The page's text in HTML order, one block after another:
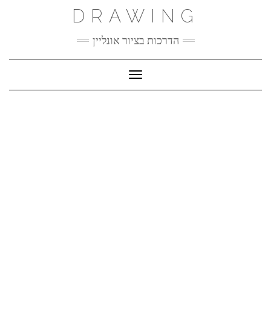
DRAWING
הדרכות בציור אונליין
Toggle Navigation